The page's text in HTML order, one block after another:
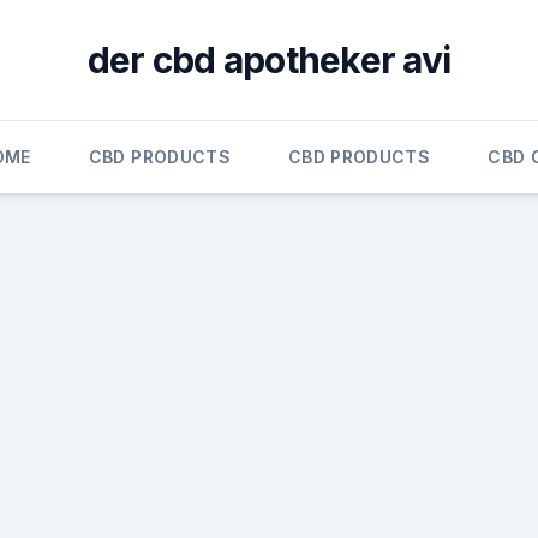
der cbd apotheker avi
CBD PRODUCTS CBD PRODUCTS CBD